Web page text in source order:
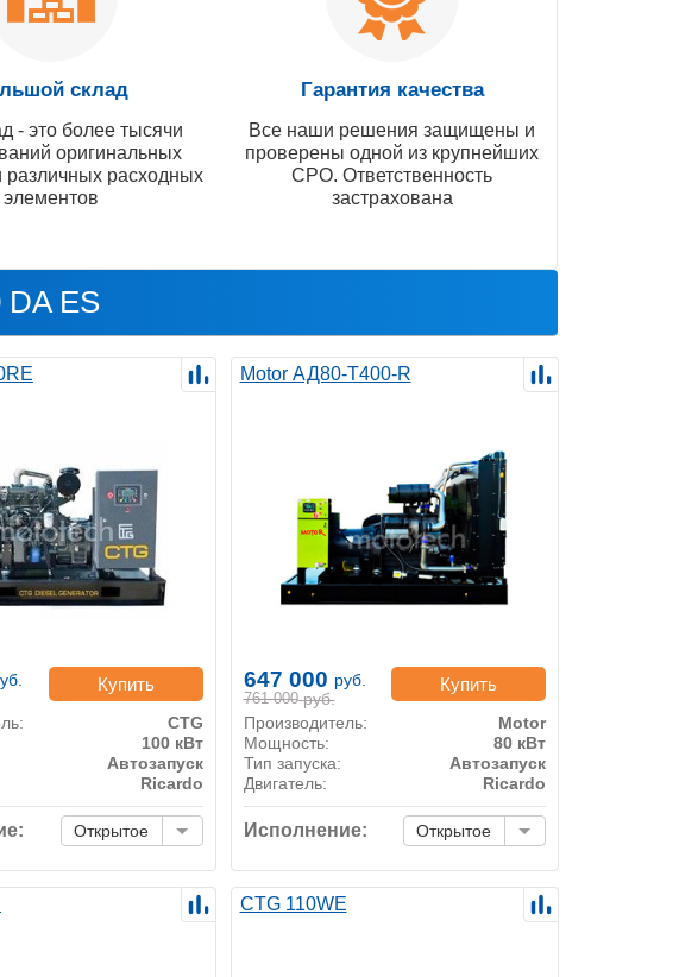
склад
- это более тысячи
оригинальных
различных расходных
элементов
Гарантия качества
Все наши решения защищены и
проверены одной из крупнейших
СРО. Ответственность
застрахована
DA ES
Купить
CTG
100 кВт
Автозапуск
Ricardo
Открытое
Motor АД80-Т400-R
761 000 руб.
647 000 руб. Купить
Производитель:
Motor
Мощность:
80 кВт
Тип запуска:
Автозапуск
Двигатель:
Ricardo
Исполнение: Открытое
CTG 110WE